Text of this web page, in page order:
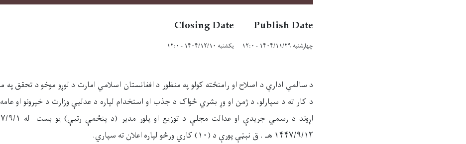
Publish Date
چهارشنبه ۱۴۰۴/۱۱/۲۹ - ۱۲:۰
Closing Date
یکشنبه ۱۴۰۴/۱۲/۱۰ - ۱۲:۰
د سالمې ادارې د اصلاح او رامنځته کولو په منظور د افغانستان اسلامي امارت د لوړو موخو د تحقق په
د کار ته د سپارلو، د ژمن او وړ بشري ځواک د جذب او استخدام لپاره د عدلیې وزارت د خپرونو او
اړوند د رسمي جریدې او عدالت مجلې د توزیع او پلور مدیر (د پنځمې رتبې) یو بست له ۱۴۴۷
/۹/۱
۱۴۴۷/۹/۱۲ هـ . ق نېټې پورې د (۱۰) کاري ورځو لپاره اعلان ته سپاري.